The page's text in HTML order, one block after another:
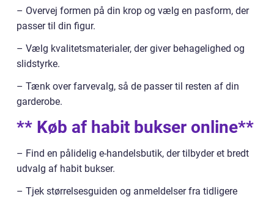
– Overvej formen på din krop og vælg en pasform, der
passer til din figur.
– Vælg kvalitetsmaterialer, der giver behagelighed og
slidstyrke.
– Tænk over farvevalg, så de passer til resten af din
garderobe.
** Køb af habit bukser online**
– Find en pålidelig e-handelsbutik, der tilbyder et bredt
udvalg af habit bukser.
– Tjek størrelsesguiden og anmeldelser fra tidligere